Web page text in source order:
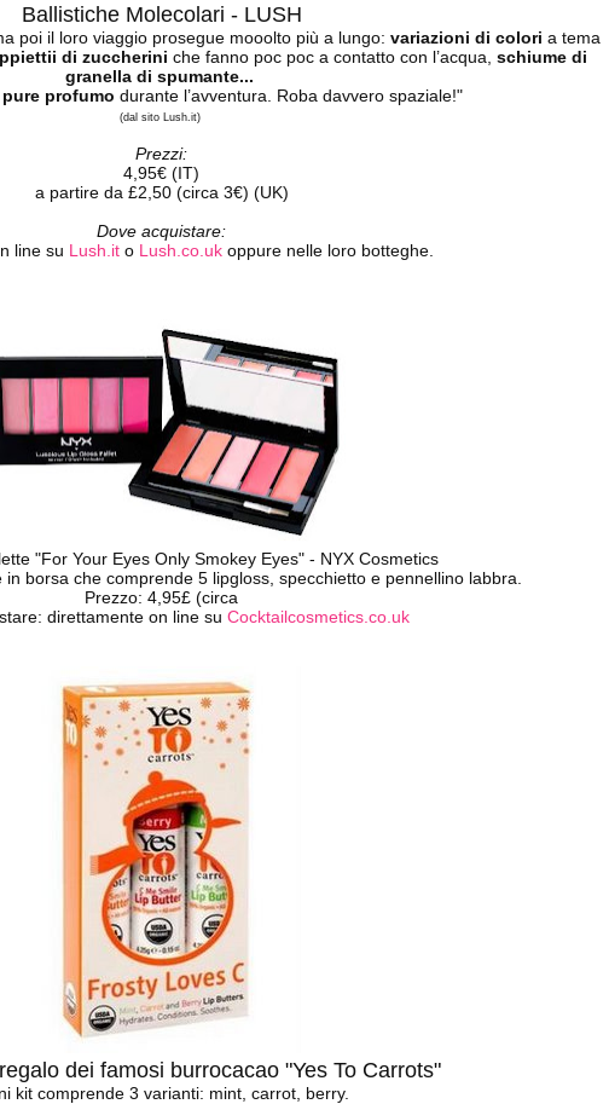
Ballistiche Molecolari - LUSH
poi il loro viaggio prosegue mooolto più a lungo: variazioni di colori a tema
di zuccherini che fanno poc poc a contatto con l’acqua, schiume di
granella di spumante...
profumo durante l’avventura. Roba davvero spaziale!"
(dal sito Lush.it)
Prezzi:
4,95€ (IT)
a partire da £2,50 (circa 3€) (UK)
Dove acquistare:
line su Lush.it o Lush.co.uk oppure nelle loro botteghe.
"For Your Eyes Only Smokey Eyes" - NYX Cosmetics
borsa che comprende 5 lipgloss, specchietto e pennellino labbra.
Prezzo: 4,95£ (circa
direttamente on line su Cocktailcosmetics.co.uk
dei famosi burrocacao "Yes To Carrots"
kit comprende 3 varianti: mint, carrot, berry.